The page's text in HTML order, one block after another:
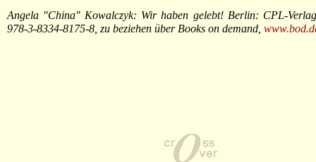
Angela "China" Kowalczyk: Wir haben gelebt! Berlin: CPL-
978-3-8334-8175-8, zu beziehen über Books on demand,